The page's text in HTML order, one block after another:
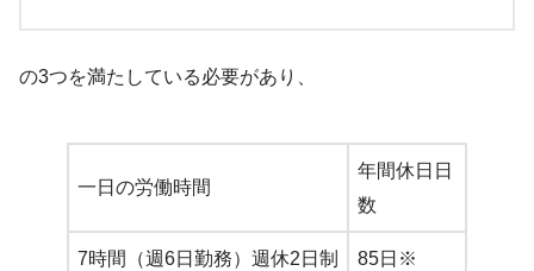
の3つを満たしている必要があり、
一日の労働時間
年間休日日
数
7時間（週6日勤務）週休2日制 85日※